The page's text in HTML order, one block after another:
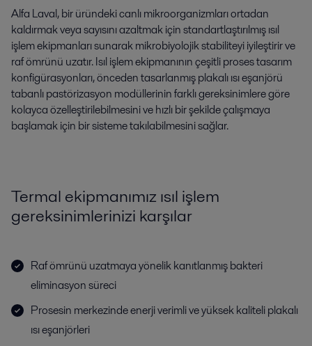
Alfa Laval, bir üründeki canlı mikroorganizmları ortadan
kaldırmak veya sayısını azaltmak için standartlaştırılmış ısıl
işlem ekipmanları sunarak mikrobiyolojik stabiliteyi iyileştirir ve
raf ömrünü uzatır. Isıl işlem ekipmanının çeşitli proses tasarım
konfigürasyonları, önceden tasarlanmış plakalı ısı eşanjörü
tabanlı pastörizasyon modüllerinin farklı gereksinimlere göre
kolayca özelleştirilebilmesini ve hızlı bir şekilde çalışmaya
başlamak için bir sisteme takılabilmesini sağlar.
Termal ekipmanımız ısıl işlem
gereksinimlerinizi karşılar
Raf ömrünü uzatmaya yönelik kanıtlanmış bakteri
eliminasyon süreci
Prosesin merkezinde enerji verimli ve yüksek kaliteli plakalı
ısı eşanjörleri